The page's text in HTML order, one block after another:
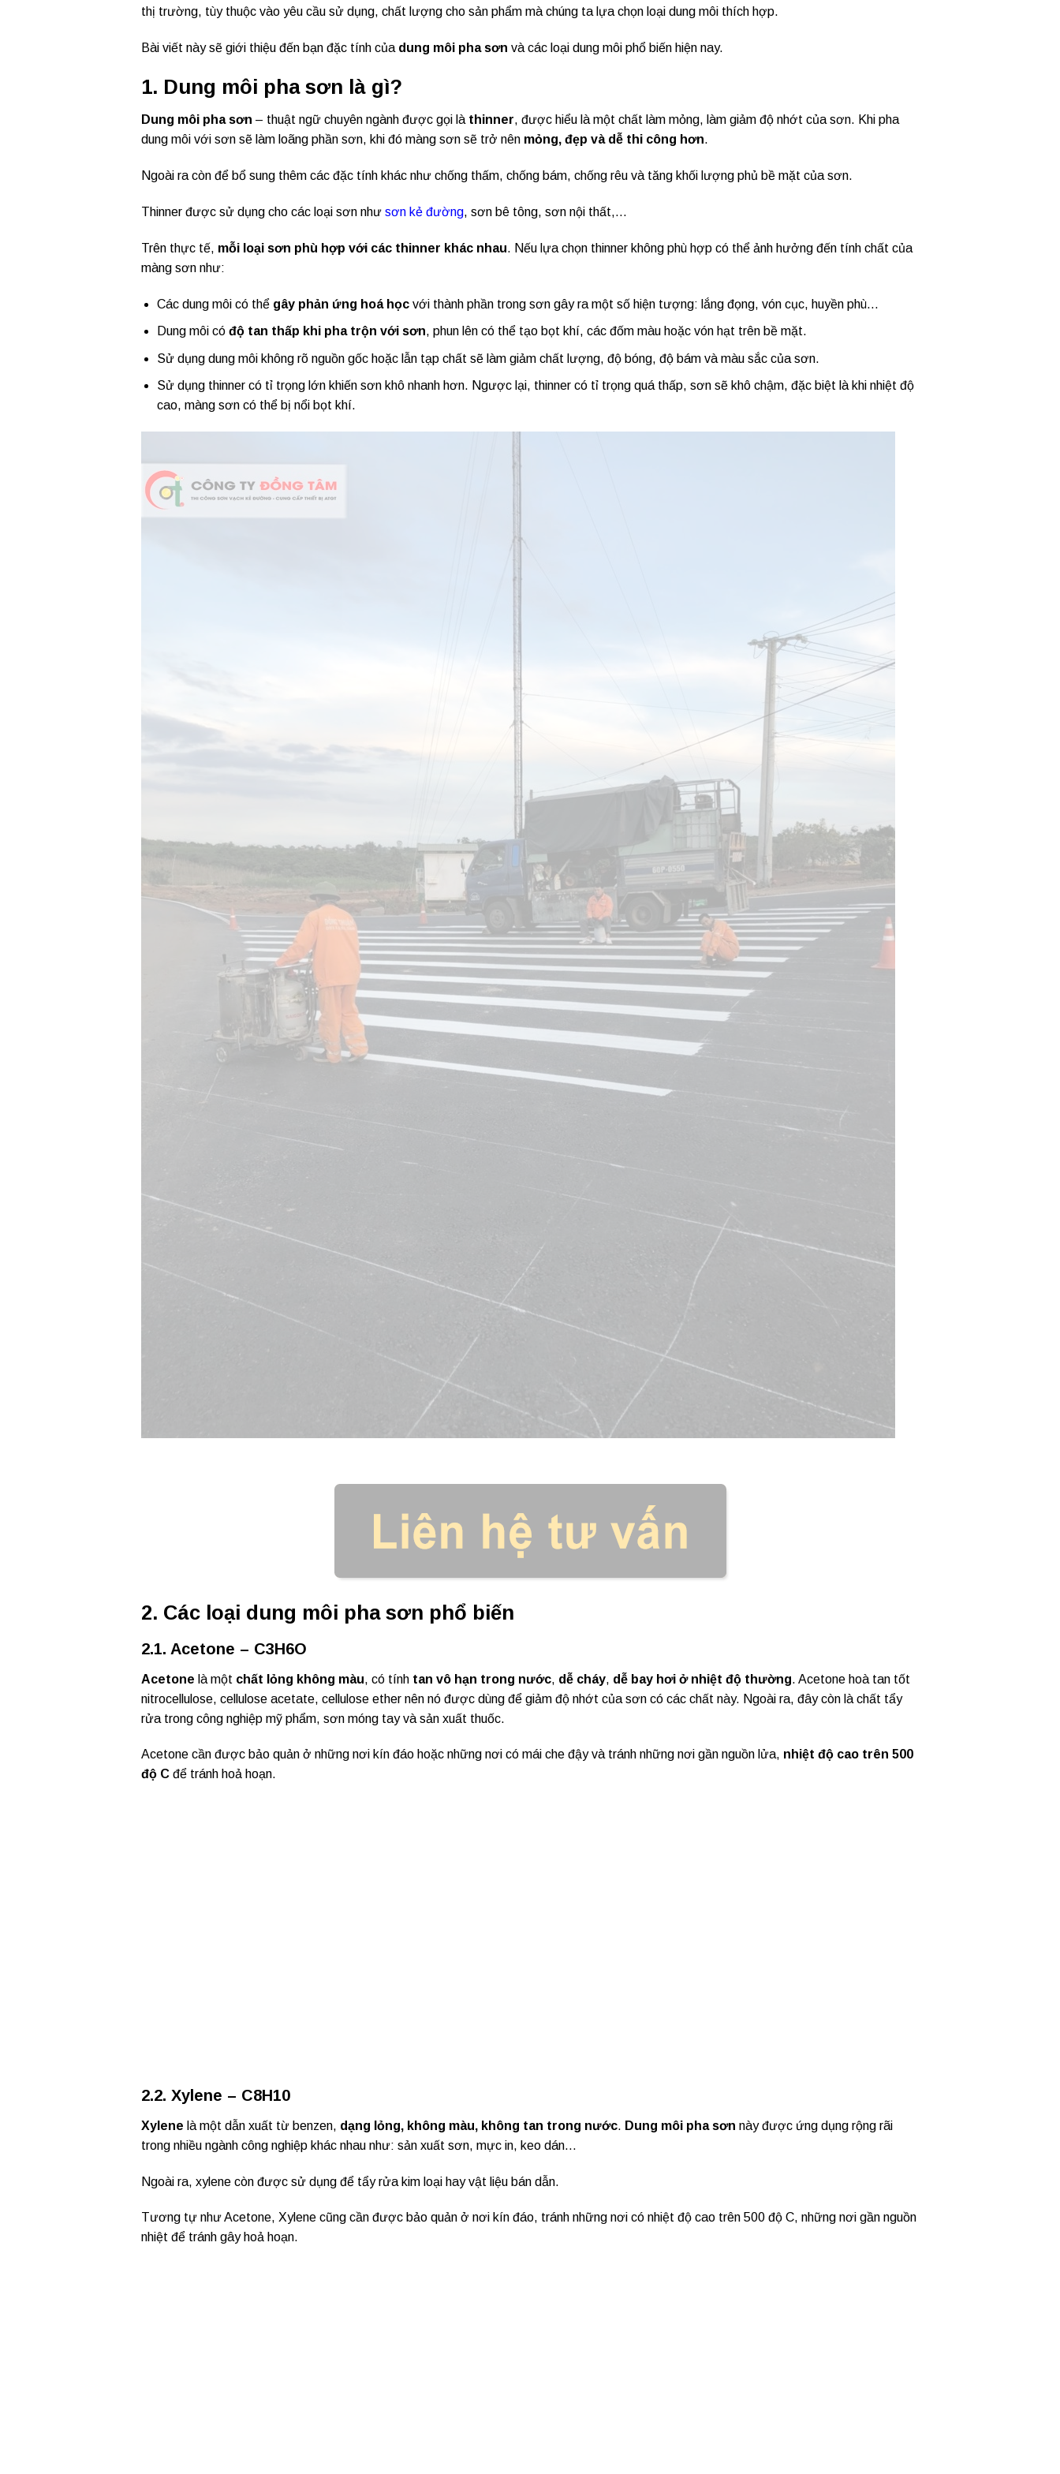
thị trường, tùy thuộc vào yêu cầu sử dụng, chất lượng cho sản phẩm mà chúng ta lựa chọn loại dung môi thích hợp.
Bài viết này sẽ giới thiệu đến bạn đặc tính của dung môi pha sơn và các loại dung môi phổ biến hiện nay.
1. Dung môi pha sơn là gì?
Dung môi pha sơn – thuật ngữ chuyên ngành được gọi là thinner, được hiểu là một chất làm mỏng, làm giảm độ nhớt của sơn. Khi pha
dung môi với sơn sẽ làm loãng phần sơn, khi đó màng sơn sẽ trở nênmỏng, đẹp và dễ thi công hơn.
Ngoài ra còn để bổ sung thêm các đặc tính khác như chống thấm, chống bám, chống rêu và tăng khối lượng phủ bề mặt của sơn.
Thinner được sử dụng cho các loại sơn như sơn kẻ đường, sơn bê tông, sơn nội thất,…
Trên thực tế, mỗi loại sơn phù hợp với các thinner khác nhau. Nếu lựa chọn thinner không phù hợp có thể ảnh hưởng đến tính chất của
màng sơn như:
Các dung môi có thể gây phản ứng hoá học với thành phần trong sơn gây ra một số hiện tượng: lắng đọng, vón cục, huyền phù…
Dung môi cóđộ tan thấp khi pha trộn với sơn, phun lên có thể tạo bọt khí, các đốm màu hoặc vón hạt trên bề mặt.
Sử dụng dung môi không rõ nguồn gốc hoặc lẫn tạp chất sẽ làm giảm chất lượng, độ bóng, độ bám và màu sắc của sơn.
Sử dụng thinner có tỉ trọng lớn khiến sơn khô nhanh hơn. Ngược lại, thinner có tỉ trọng quá thấp, sơn sẽ khô chậm, đặc biệt là khi nhiệt độ
cao, màng sơn có thể bị nổi bọt khí.
2. Các loại dung môi pha sơn phổ biến
2.1. Acetone – C3H6O
Acetone là một chất lỏng không màu, có tính tan vô hạn trong nước, dễ cháy, dễ bay hơi ở nhiệt độ thường. Acetone hoà tan tốt
nitrocellulose, cellulose acetate, cellulose ether nên nó được dùng để giảm độ nhớt của sơn có các chất này. Ngoài ra, đây còn là chất tẩy
rửa trong công nghiệp mỹ phẩm, sơn móng tay và sản xuất thuốc.
Acetone cần được bảo quản ở những nơi kín đáo hoặc những nơi có mái che đậy và tránh những nơi gần nguồn lửa, nhiệt độ cao trên 500
độ C để tránh hoả hoạn.